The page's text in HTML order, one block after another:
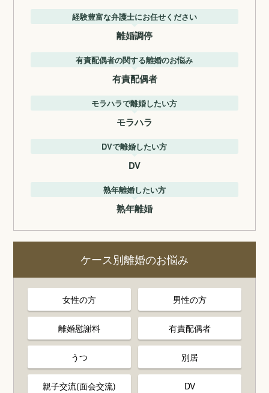
経験豊富な弁護士にお任せください
離婚調停
有責配偶者の関する離婚のお悩み
有責配偶者
モラハラで離婚したい方
モラハラ
DVで離婚したい方
DV
熟年離婚したい方
熟年離婚
ケース別離婚のお悩み
女性の方 男性の方
離婚慰謝料 有責配偶者
うつ 別居
親子交流(面会交流) DV